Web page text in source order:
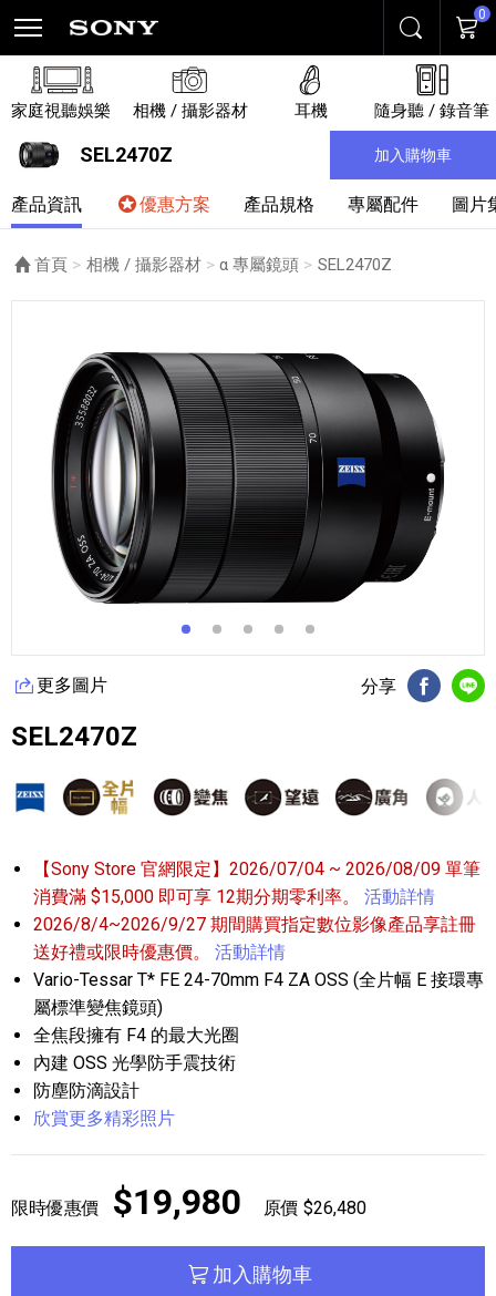
搜尋 購物
0
家庭視聽娛樂 相機 / 攝影器材 耳機 隨身聽 / 錄音筆
SEL2470Z 加入購物車
產品資訊 優惠方案 產品規格 專屬配件 圖片
首頁 相機 / 攝影器材 α 專屬鏡頭 目前頁面：
SEL2470Z
更多圖片 分享
FB分享
SEL2470Z
【Sony Store 官網限定】2026/07/04 ~ 2026/08/09 單筆
消費滿 $15,000 即可享 12期分期零利率。
活動詳情
2026/8/4~2026/9/27 期間購買指定數位影像產品享註冊
送好禮或限時優惠價。
活動詳情
Vario-Tessar T* FE 24-70mm F4 ZA OSS (全片幅 E 接環專
屬標準變焦鏡頭)
全焦段擁有 F4 的最大光圈
內建 OSS 光學防手震技術
防塵防滴設計
欣賞更多精彩照片
限時優惠價 $19,980 原價 $26,480
加入購物車